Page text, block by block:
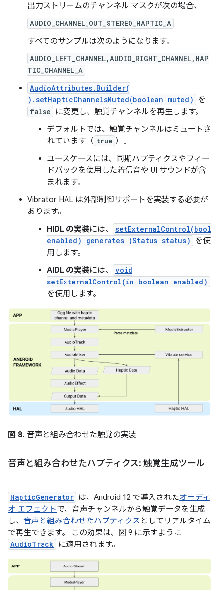
出力ストリームのチャンネル マスクが次の場合、
AUDIO_CHANNEL_OUT_STEREO_HAPTIC_A
すべてのサンプルは次のようになります。
AUDIO_LEFT_CHANNEL,AUDIO_RIGHT_CHANNEL,HAP
TIC_CHANNEL_A
AudioAttributes.Builder(
).setHapticChannelsMuted(boolean muted)
を
false
に変更し、触覚チャンネルを再生します。
デフォルトでは、触覚チャンネルはミュートさ
れています（ true ）。
ユースケースには、同期ハプティクスやフィー
ドバックを使用した着信音や UI サウンドが含
まれます。
Vibrator HAL は外部制御サポートを実装する必要が
あります。
HIDL の実装には、
setExternalControl(bool
enabled) generates (Status status)
を使
用します。
AIDL の実装には、
void
setExternalControl(in boolean enabled)
を使用します。
図 8. 音声と組み合わせた触覚の実装
音声と組み合わせたハプティクス: 触覚生成ツール
HapticGenerator は、Android 12 で導入されたオーディ
オ エフェクトで、音声チャンネルから触覚データを生成
し、 音声と組み合わせたハプティクス としてリアルタイム
で再生できます。 この効果は、図 9 に示すように
AudioTrack に適用されます。